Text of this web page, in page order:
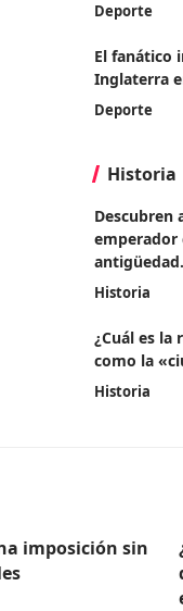
Deporte
El fanático
Inglaterra
Deporte
Historia
Descubren
emperador
antigüedad.
Historia
¿Cuál es la
como la
Historia
imposición sin